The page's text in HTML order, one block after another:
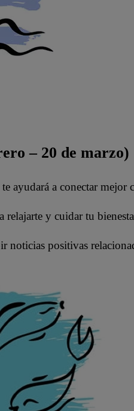
– 20 de marzo)
ayudará a conectar mejor
relajarte y cuidar tu
noticias positivas